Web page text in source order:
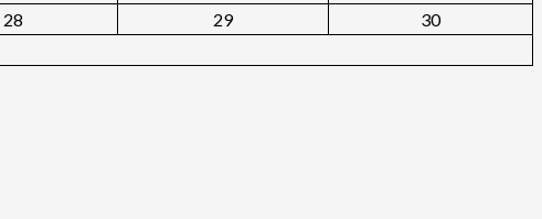
28 29
30